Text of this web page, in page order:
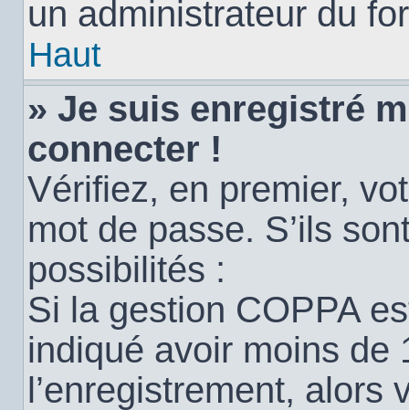
un administrateur du
Haut
» Je suis enregistré
connecter !
Vérifiez, en premier,
mot de passe. S’ils
possibilités :
Si la gestion COPPA
indiqué avoir moins de
l’enregistrement, alors